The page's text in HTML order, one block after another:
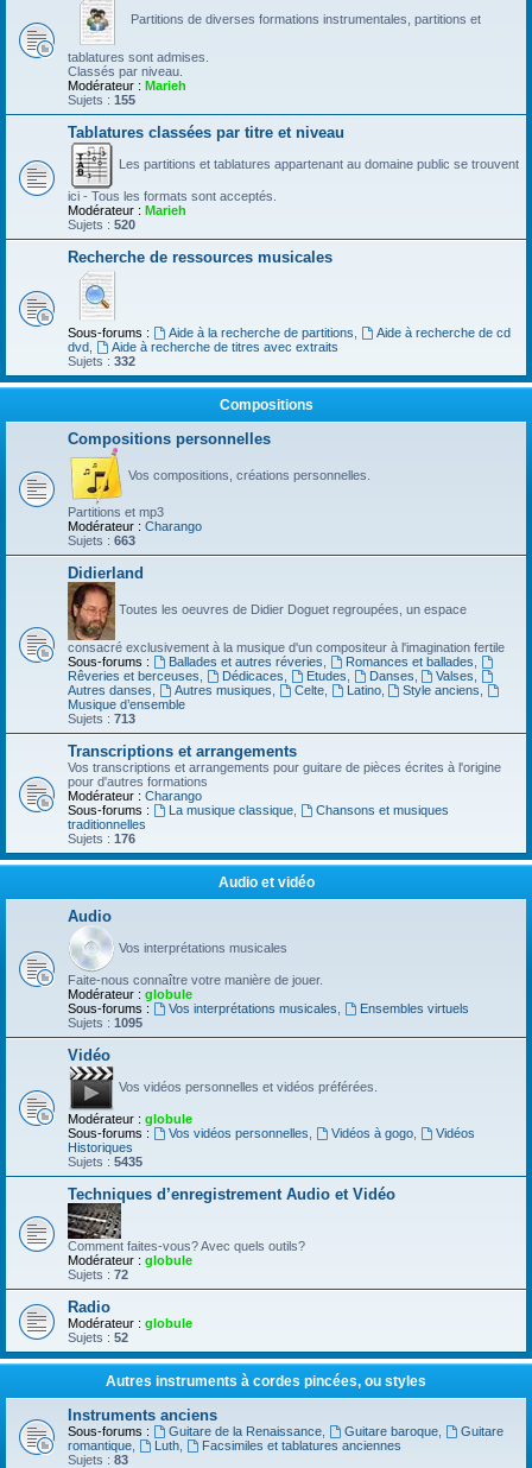
Partitions de diverses formations instrumentales, partitions et
tablatures sont admises.
Classés par niveau.
Modérateur : Marieh
Sujets : 155
Tablatures classées par titre et niveau
Les partitions et tablatures appartenant au domaine public se trouvent
ici - Tous les formats sont acceptés.
Modérateur : Marieh
Sujets : 520
Recherche de ressources musicales
Sous-forums : Aide à la recherche de partitions
Aide à recherche de cd
dvd
Aide à recherche de titres avec extraits
Sujets : 332
Compositions
Compositions personnelles
Vos compositions, créations personnelles.
Partitions et mp3
Modérateur : Charango
Sujets : 663
Didierland
Toutes les oeuvres de Didier Doguet regroupées, un espace
consacré exclusivement à la musique d'un compositeur à l'imagination fertile
Sous-forums :
Ballades et autres réveries Romances et ballades
Rêveries et berceuses
Dédicaces Etudes Danses Valses
Autres danses
Autres musiques Celte, Latino, Style anciens
Musique d’ensemble
Sujets : 713
Transcriptions et arrangements
Vos transcriptions et arrangements pour guitare de pièces écrites à l'origine
pour d'autres formations
Modérateur : Charango
Sous-forums :
La musique classique,
Chansons et musiques
traditionnelles
Sujets : 176
Audio et vidéo
Audio
Vos interprétations musicales
Faite-nous connaître votre manière de jouer.
Modérateur : globule
Sous-forums :
Vos interprétations musicales
Ensembles virtuels
Sujets : 1095
Vidéo
Vos vidéos personnelles et vidéos préférées.
Modérateur : globule
Sous-forums :
Vos vidéos personnelles Vidéos à gogo,
Vidéos
Historiques
Sujets : 5435
Techniques d’enregistrement Audio et Vidéo
Comment faites-vous? Avec quels outils?
Modérateur : globule
Sujets : 72
Radio
Modérateur : globule
Sujets : 52
Autres instruments à cordes pincées, ou styles
Instruments anciens
Sous-forums : Guitare de la Renaissance, Guitare baroque,
Guitare
romantique
Luth,
Facsimiles et tablatures anciennes
Sujets : 83